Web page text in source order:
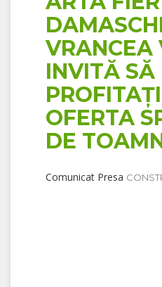
VRANCEA
INVITĂ SĂ
OFERTA
DE
Comunicat Presa